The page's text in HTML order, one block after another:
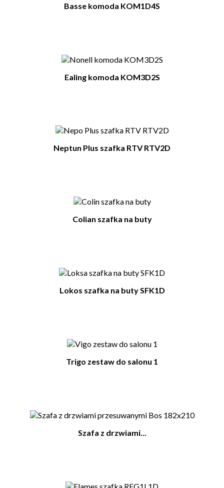
Basse komoda KOM1D4S
Ealing komoda KOM3D2S
Neptun Plus szafka RTV RTV2D
Colian szafka na buty
Lokos szafka na buty SFK1D
Trigo zestaw do salonu 1
Szafa z drzwiami...